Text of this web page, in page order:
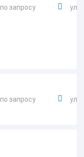
по запросу ул.
по запросу ул.